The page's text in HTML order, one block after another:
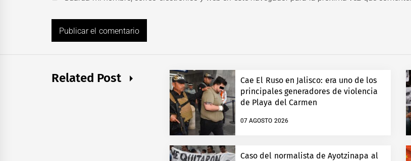
Related Post
Cae El Ruso en Jalisco: era uno de los
principales generadores de violencia
de Playa del Carmen
07 AGOSTO 2026
Caso del normalista de Ayotzinapa al